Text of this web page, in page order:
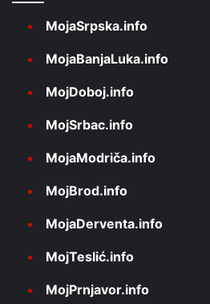
MojaSrpska.info
MojaBanjaLuka.info
MojDoboj.info
MojSrbac.info
MojaModriča.info
MojBrod.info
MojaDerventa.info
MojTeslić.info
MojPrnjavor.info